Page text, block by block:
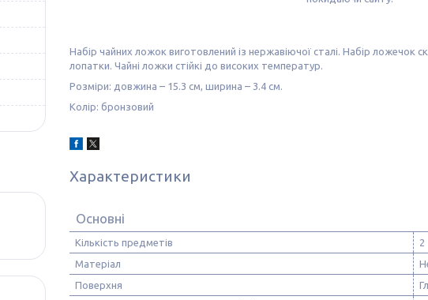
Набір чайних ложок виготовлений із нержавіючої сталі. Набір ложечок
лопатки. Чайні ложки стійкі до високих температур.
Розміри: довжина – 15.3 см, ширина – 3.4 см.
Колір: бронзовий
Характеристики
Основні
Кількість предметів
2
Матеріал
Поверхня